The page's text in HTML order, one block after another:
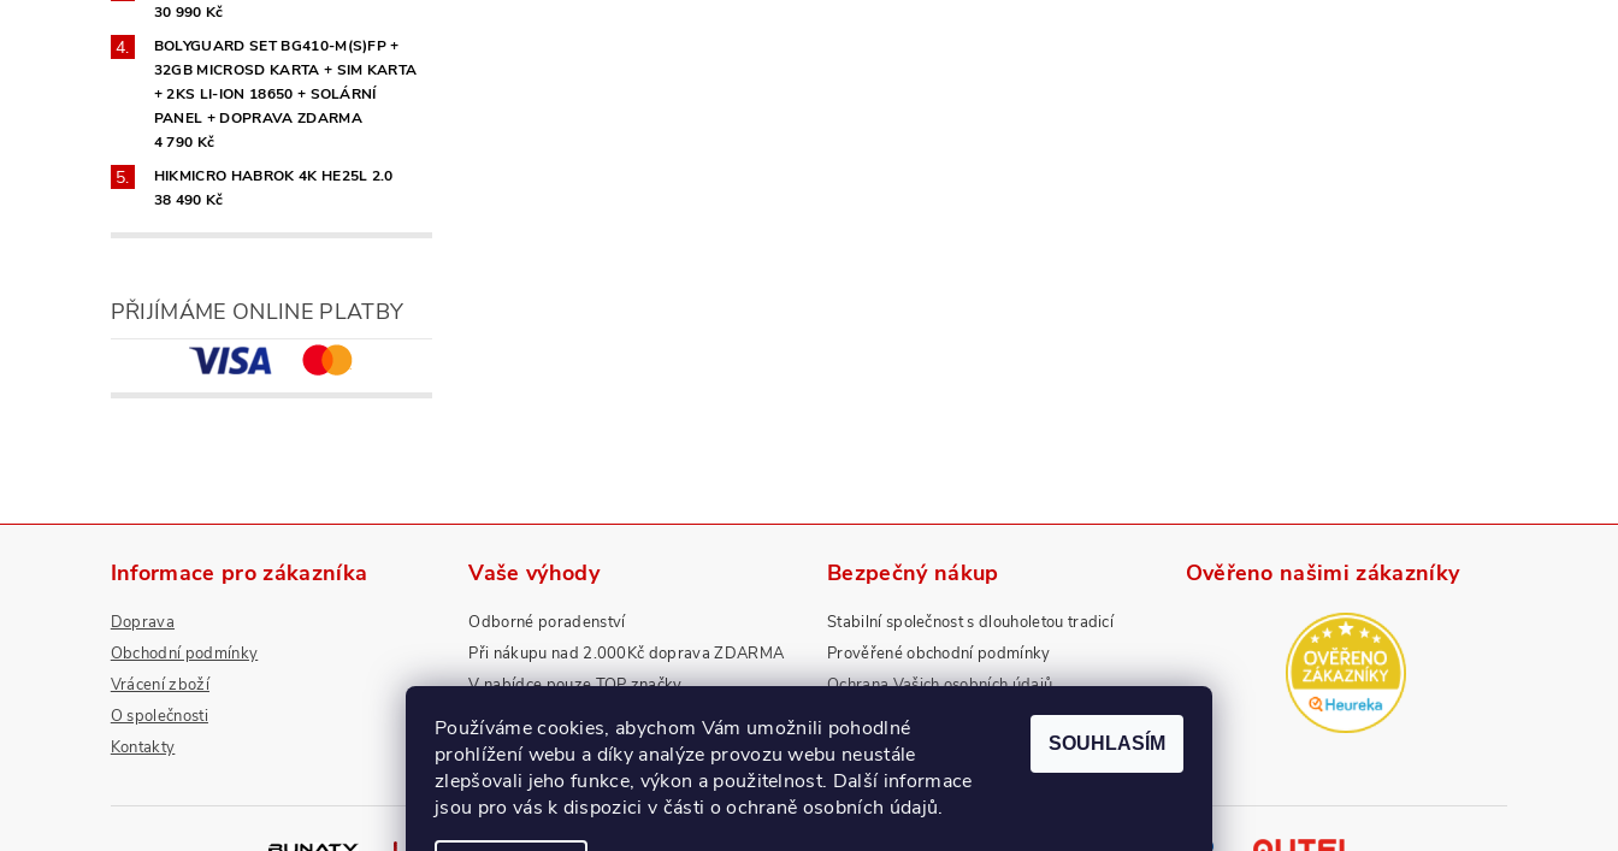
30 990 Kč
BOLYGUARD SET BG410-M(S)FP +
32GB MICROSD KARTA + SIM KARTA
+ 2KS LI-ION 18650 + SOLÁRNÍ
PANEL + DOPRAVA ZDARMA
4 790 Kč
HIKMICRO HABROK 4K HE25L 2.0
38 490 Kč
PŘIJÍMÁME ONLINE PLATBY
Informace pro zákazníka
Doprava
Obchodní podmínky
Vrácení zboží
O společnosti
Kontakty
Vaše výhody
Odborné poradenství
Při nákupu nad 2.000Kč doprava ZDARMA
V nabídce pouze TOP značky
Nadstandardní záruky a servis
Bezpečný nákup
Stabilní společnost s dlouholetou tradicí
Prověřené obchodní podmínky
Ochrana Vašich osobních údajů
Zboží splňuje přísné normy EU
Ověřeno našimi zákazníky
Používáme cookies, abychom Vám umožnili pohodlné
prohlížení webu a díky analýze provozu webu neustále
zlepšovali jeho funkce, výkon a použitelnost. Další informace
jsou pro vás k dispozici v části o ochraně osobních údajů.
SOUHLASÍM